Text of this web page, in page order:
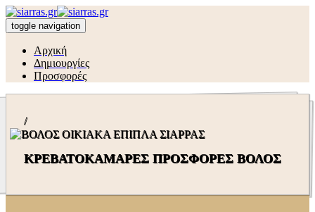
toggle navigation
Αρχική
Δημιουργίες
Προσφορές
/
ΚΡΕΒΑΤΟΚΑΜΑΡΕΣ ΠΡΟΣΦΟΡΕΣ ΒΟΛΟΣ